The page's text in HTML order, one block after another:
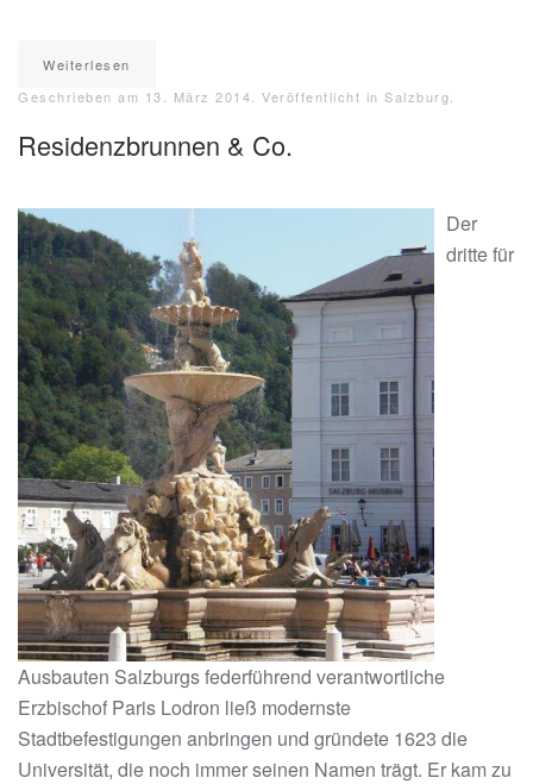
Weiterlesen
Geschrieben am 13. März 2014 . Veröffentlicht in Salzburg
Residenzbrunnen & Co.
Der
dritte für
Ausbauten Salzburgs federführend verantwortliche
Erzbischof Paris Lodron ließ modernste
Stadtbefestigungen anbringen und gründete 1623 die
Universität, die noch immer seinen Namen trägt. Er kam zu